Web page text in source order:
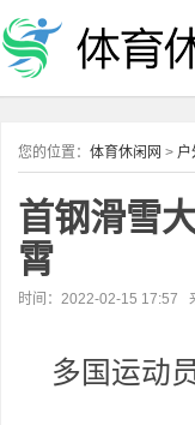
您的位置： 体育休闲网 > 户
首钢滑雪
霄
时间：2022-02-15 17:57
多国运动